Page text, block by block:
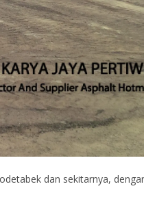
dan sekitarnya,